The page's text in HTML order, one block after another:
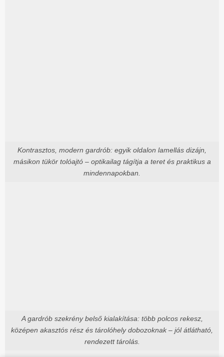
Kontrasztos, modern gardrób: egyik oldalon lamellás dizájn,
másikon tükör tolóajtó – optikailag tágítja a teret és praktikus a
mindennapokban.
A gardrób szekrény belső kialakítása: több polcos rekesz,
középen akasztós rész és tárolóhely dobozoknak – jól átlátható,
rendezett tárolás.